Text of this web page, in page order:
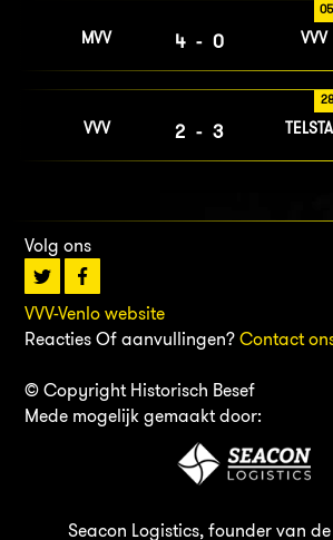
MVV 4-0 VVV
VVV 2-3
Volg ons
VVV-Venlo website
Reacties Of aanvullingen? Contact
© Copyright Historisch Besef
Mede mogelijk gemaakt door:
Seacon Logistics, founder van